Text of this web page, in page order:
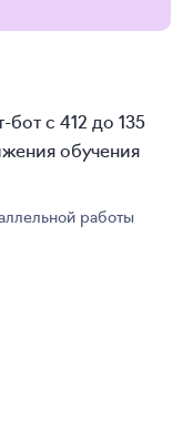
ботс 412 до 135
обучения
работы